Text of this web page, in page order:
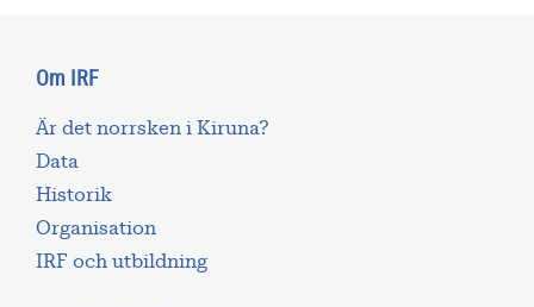
Om IRF
Är det norrsken i Kiruna?
Data
Historik
Organisation
IRF och utbildning